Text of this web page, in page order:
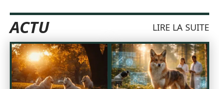
ACTU LIRE LA SUITE